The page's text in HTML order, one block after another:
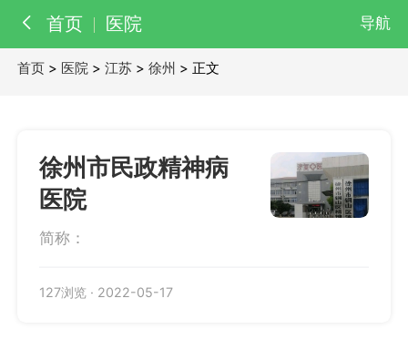
首页 医院 导航
医生
首页 > 医院 >江苏 >徐州 > 正文
徐州市民政精神病
医院
简称：
127浏览 · 2022-05-17